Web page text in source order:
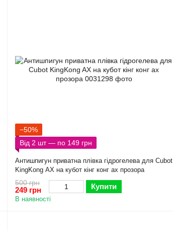
−50%
Від 2 шт — по 149 грн
Антишпигун приватна плівка гідрогелева для Cubot
KingKong AX на кубот кінг конг ах прозора
500 грн
249 грн Купити
В наявності